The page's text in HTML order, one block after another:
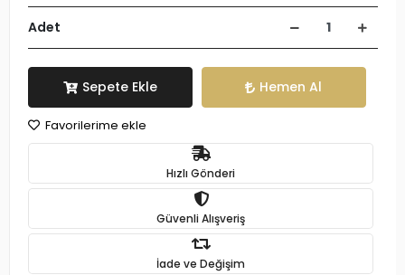
Adet
Sepete Ekle Hemen Al
Favorilerime ekle
Hızlı Gönderi
Güvenli Alışveriş
İade ve Değişim